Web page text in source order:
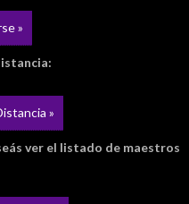
»
»
ver el listado de maestros